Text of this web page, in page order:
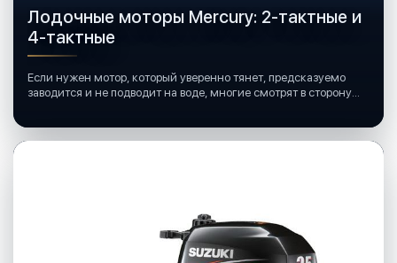
Лодочные моторы Mercury: 2-тактные и
4-тактные
Если нужен мотор, который уверенно тянет, предсказуемо
заводится и не подводит на воде, многие смотрят в сторону